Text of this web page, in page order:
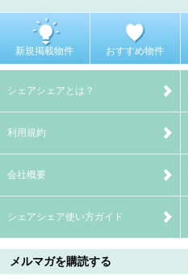
新規掲載物件 おすすめ物件
シェアシェアとは？
利用規約
会社概要
シェアシェア使い方ガイド
メルマガを購読する